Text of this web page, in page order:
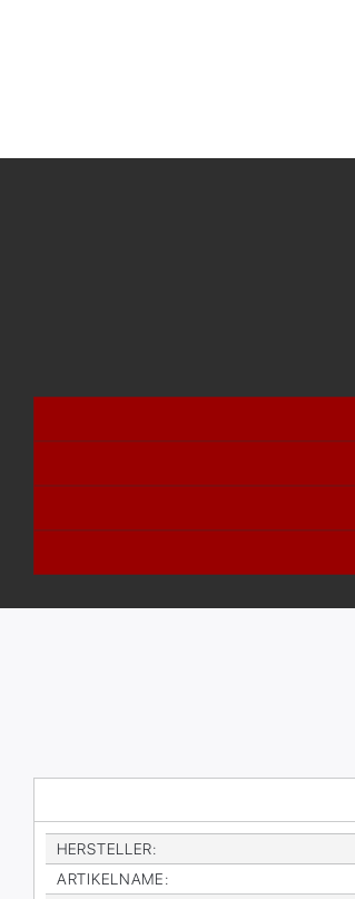
HER­STEL­LER:
AR­TI­KEL­NA­ME: